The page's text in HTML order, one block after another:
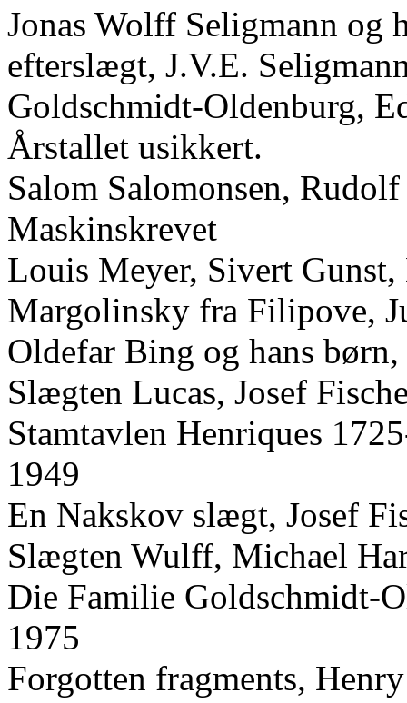
Jonas Wolff Seligmann og
efterslægt, J.V.E.
Goldschmidt-Oldenburg,
Årstallet usikkert.
Salom Salomonsen,
Maskinskrevet
Louis Meyer, Sivert
Margolinsky fra Filipove,
Oldefar Bing og hans
Slægten Lucas, Josef
Stamtavlen Henriques
1949
En Nakskov slægt, Josef
Slægten Wulff, Michael
Die Familie Goldschmidt-
1975
Forgotten fragments,